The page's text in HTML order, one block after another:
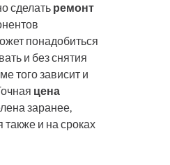
сделать ремонт
понадобиться
и без снятия
того зависит и
цена
заранее,
также и на сроках